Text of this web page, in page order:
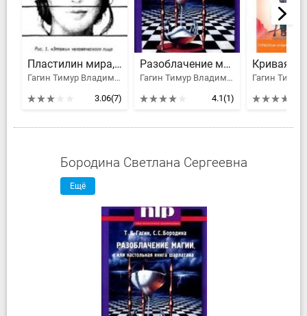
Пластилин мира, или Курс "НЛП-практик" как он есть
Гагин Тимур Владимирович
3.06(7)
Разоблачение магии, или настольная книга шарлатана
Гагин Тимур Владимирович, Бородина Светлана Сергеевна
4.1(1)
Бородина Светлана Сергеевна
Ещё